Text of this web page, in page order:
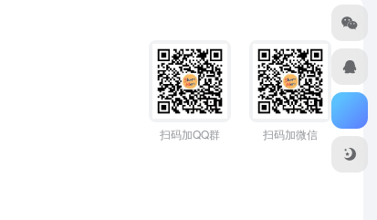
扫码加QQ群 扫码加微信